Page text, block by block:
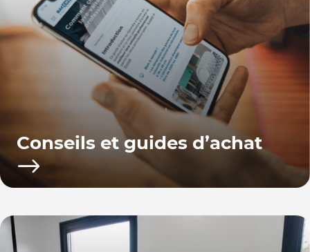
Conseils et guides d’achat